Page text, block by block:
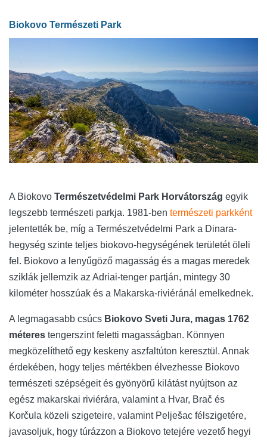
Biokovo Természeti Park
A Biokovo Természetvédelmi Park Horvátország egyik
legszebb természeti parkja. 1981-ben természeti parkként
jelentették be, míg a Természetvédelmi Park a Dinara-
hegység szinte teljes biokovo-hegységének területét öleli
fel. Biokovo a lenyűgöző magasság és a magas meredek
sziklák jellemzik az Adriai-tenger partján, mintegy 30
kilométer hosszúak és a Makarska-riviéránál emelkednek.
A legmagasabb csúcs Biokovo Sveti Jura, magas 1762
méteres tengerszint feletti magasságban. Könnyen
megközelíthető egy keskeny aszfaltúton keresztül. Annak
érdekében, hogy teljes mértékben élvezhesse Biokovo
természeti szépségeit és gyönyörű kilátást nyújtson az
egész makarskai riviérára, valamint a Hvar, Brač és
Korčula közeli szigeteire, valamint Pelješac félszigetére,
javasoljuk, hogy túrázzon a Biokovo tetejére vezető hegyi